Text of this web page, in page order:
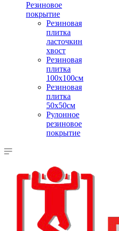
Резиновое
покрытие
Резиновая
плитка
ласточкин
хвост
Резиновая
плитка
100х100см
Резиновая
плитка
50х50см
Рулонное
резиновое
покрытие